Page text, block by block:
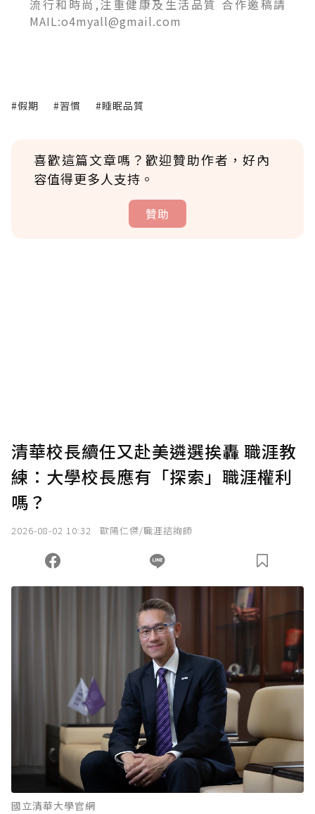
流行和時尚,注重健康及生活品質 合作邀稿請
MAIL:o4myall@gmail.com
#假期 #習慣 #睡眠品質
喜歡這篇文章嗎？歡迎贊助作者，好內
容值得更多人支持。
贊助
確認送出
您當前剩餘 U 利點數：0點；前往 購買點數
清華校長續任又赴美遴選挨轟 職涯教
練：大學校長應有「探索」職涯權利
嗎？
2026-08-02 10:32 歐陽仁傑/職涯諮詢師
國立清華大學官網